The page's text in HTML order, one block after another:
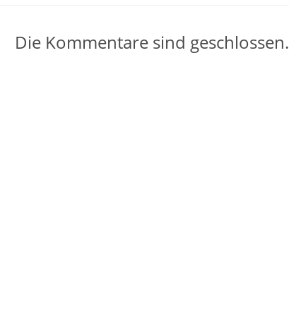
Die Kommentare sind geschlossen.